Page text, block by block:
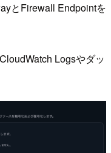
とFirewall Endpointを
Logsやダッ